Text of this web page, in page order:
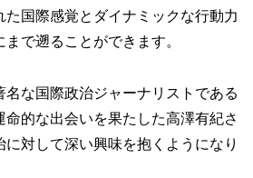
国際感覚とダイナミックな行動力
で遡ることができます。
名な国際政治ジャーナリストである
的な出会いを果たした高澤有紀さ
に対して深い興味を抱くようになり